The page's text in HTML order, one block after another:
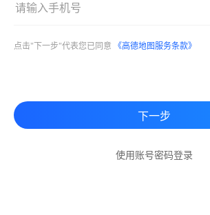
点击"下一步"代表您已同意 《高德地图服务条款》
下一步
使用账号密码登录